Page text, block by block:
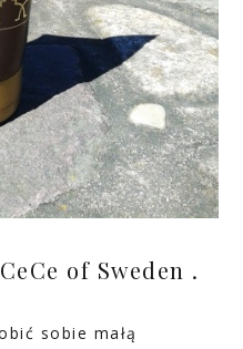
of Sweden .
sobie małą